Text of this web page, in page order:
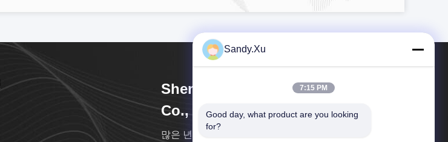
Shenzhen Jinyihe Technology
Co., Ltd.
많은 년의 제조 경험으로, JYH는 모든 빠른 프로토타입
Sandy.Xu
7:15 PM
Good day, what product are you looking
for?